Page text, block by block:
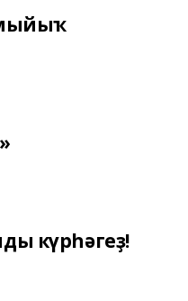
күрһәгеҙ!